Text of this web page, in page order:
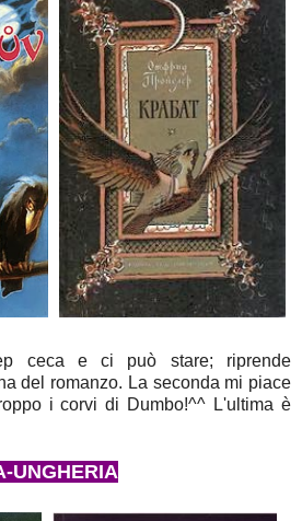
ceca e ci può stare; riprende
del romanzo. La seconda mi piace
i corvi di Dumbo!^^ L'ultima è
UNGHERIA